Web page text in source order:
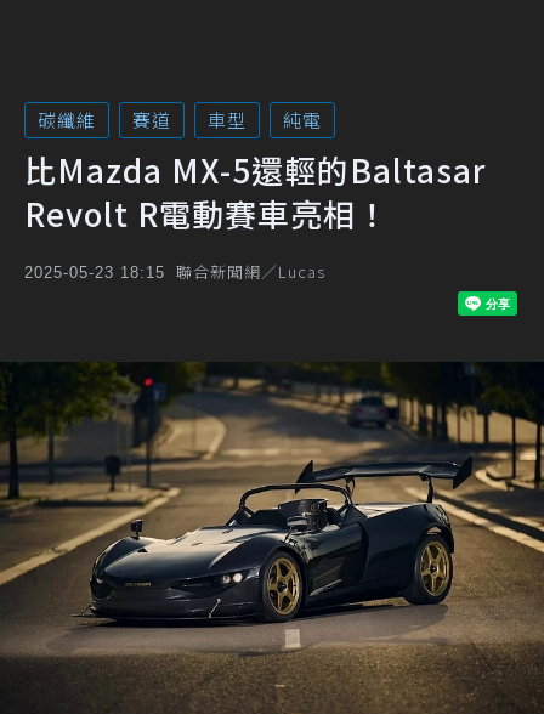
碳纖維 賽道 車型 純電
比Mazda MX-5還輕的Baltasar
Revolt R電動賽車亮相！
2025-05-23 18:15 聯合新聞網／Lucas